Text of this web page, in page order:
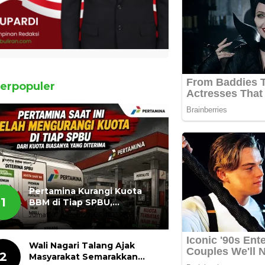
1
Pertamina Kurangi Kuota
BBM di Tiap SPBU,
Masyarakat Bertanya ada
Apa
Jumat, 07 Agustus 2026, 11:03 WIB
Wali Nagari Talang Ajak
Masyarakat Semarakkan